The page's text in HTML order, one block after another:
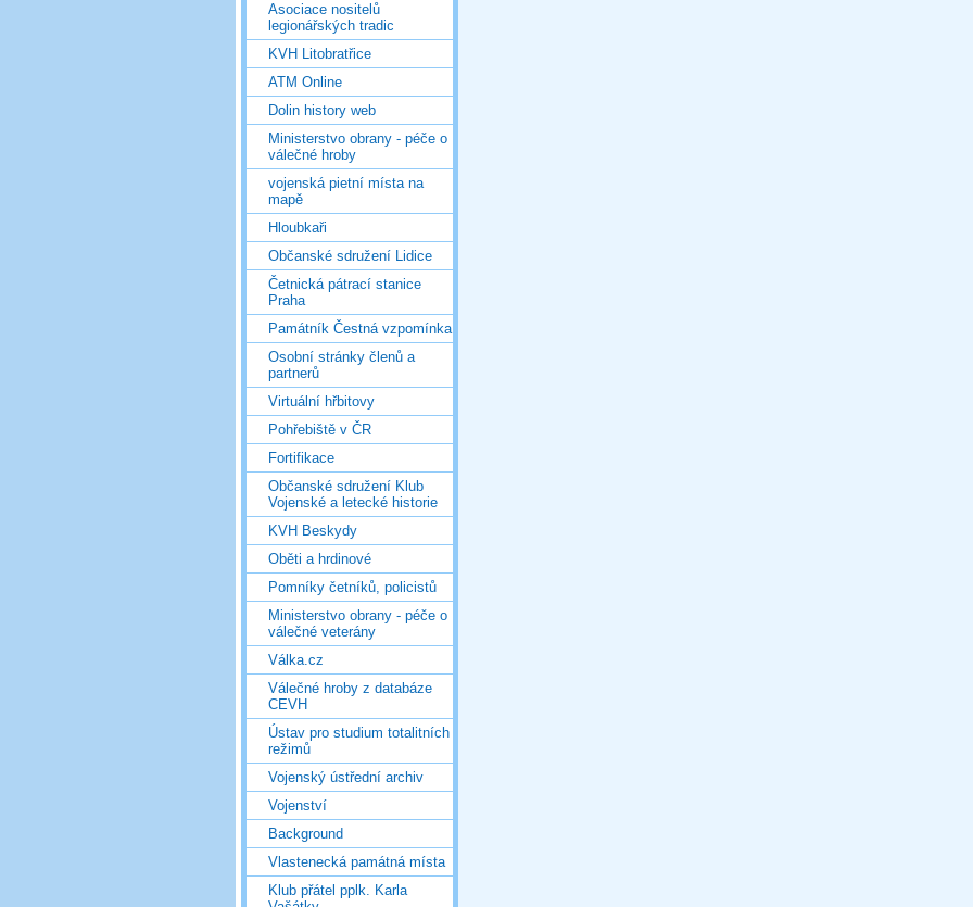
Asociace nositelů
legionářských tradic
KVH Litobratřice
ATM Online
Dolin history web
Ministerstvo obrany - péče o
válečné hroby
vojenská pietní místa na
mapě
Hloubkaři
Občanské sdružení Lidice
Četnická pátrací stanice
Praha
Památník Čestná vzpomínka
Osobní stránky členů a
partnerů
Virtuální hřbitovy
Pohřebiště v ČR
Fortifikace
Občanské sdružení Klub
Vojenské a letecké historie
KVH Beskydy
Oběti a hrdinové
Pomníky četníků, policistů
Ministerstvo obrany - péče o
válečné veterány
Válka.cz
Válečné hroby z databáze
CEVH
Ústav pro studium totalitních
režimů
Vojenský ústřední archiv
Vojenství
Background
Vlastenecká památná místa
Klub přátel pplk. Karla